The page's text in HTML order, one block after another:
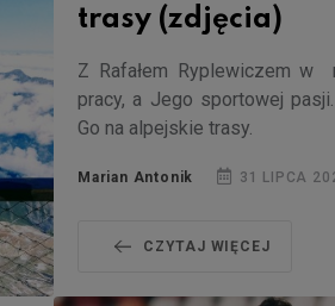
trasy (zdjęcia)
Z Rafałem Ryplewiczem
pracy, a Jego sportowej
Go na alpejskie trasy.
Marian Antonik 31 LIPCA
CZYTAJ WIĘCEJ